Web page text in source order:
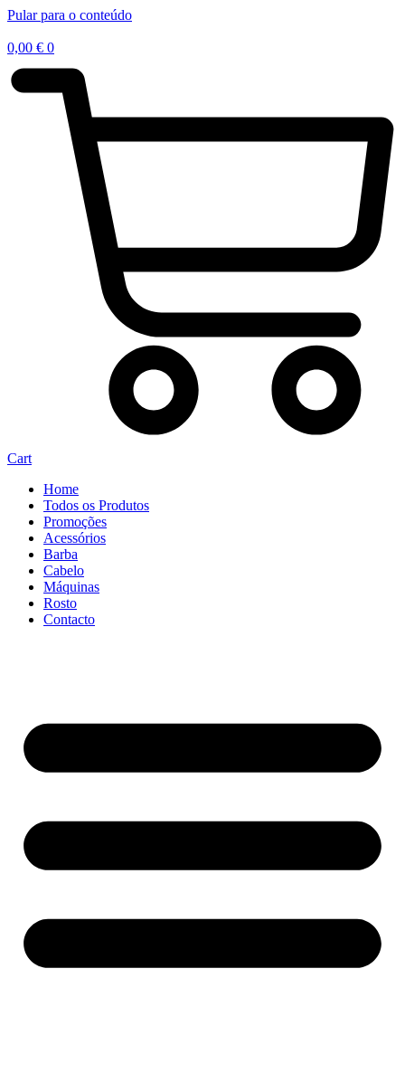
Pular para o conteúdo
0,00 € 0
Cart
Home
Todos os Produtos
Promoções
Acessórios
Barba
Cabelo
Máquinas
Rosto
Contacto